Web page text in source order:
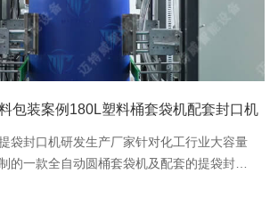
包装案例180L塑料桶套袋机配套封口机
袋封口机研发生产厂家针对化工行业大容量
的一款全自动圆桶套袋机及配套的提袋封口
率，实现无人制动化生产！电话：15817530